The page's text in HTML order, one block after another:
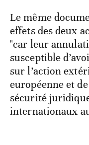
Le même
effets des deux
"car leur
susceptible
sur l’action
européenne et
sécurité
internationaux